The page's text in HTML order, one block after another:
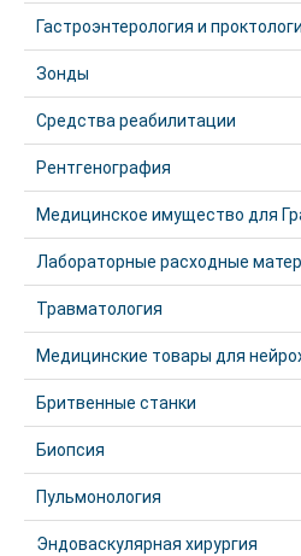
Гастроэнтерология и
Зонды
Средства реабилитации
Рентгенография
Медицинское имущество для
Лабораторные расходные
Травматология
Медицинские товары для
Бритвенные станки
Биопсия
Пульмонология
Эндоваскулярная хирургия